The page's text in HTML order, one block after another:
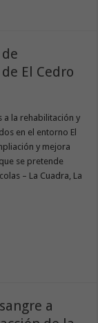
El Cedro
a la rehabilitación y
en el entorno El
y mejora
se pretende
– La Cuadra, La
a